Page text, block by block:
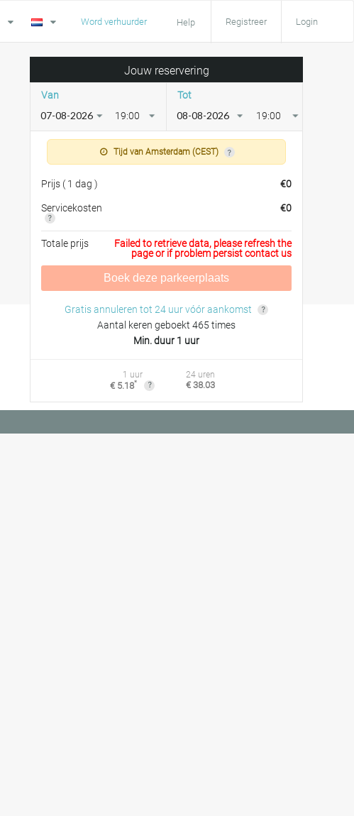
Word verhuurder Help Registreer Login
Jouw reservering
Van
19:00
Tot
19:00
Tijd van Amsterdam (CEST)
Prijs (1 dag ) €0
Servicekosten €0
Totale prijs
Failed to retrieve data, please refresh the
page or if problem persist contact us
Boek deze parkeerplaats
Gratis annuleren tot 24 uur vóór aankomst
Aantal keren geboekt 465 times
Min. duur 1 uur
1 uur
€ 5.18*
24 uren
€ 38.03